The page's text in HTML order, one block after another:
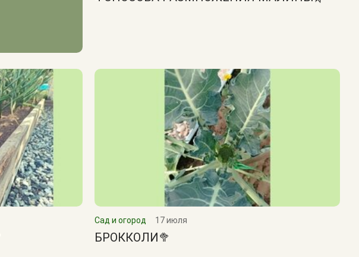
Сад и огород 17 июля
БРОККОЛИ🥦